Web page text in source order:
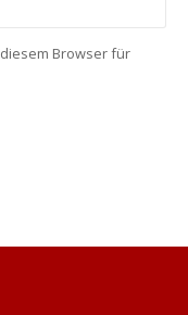
Browser für